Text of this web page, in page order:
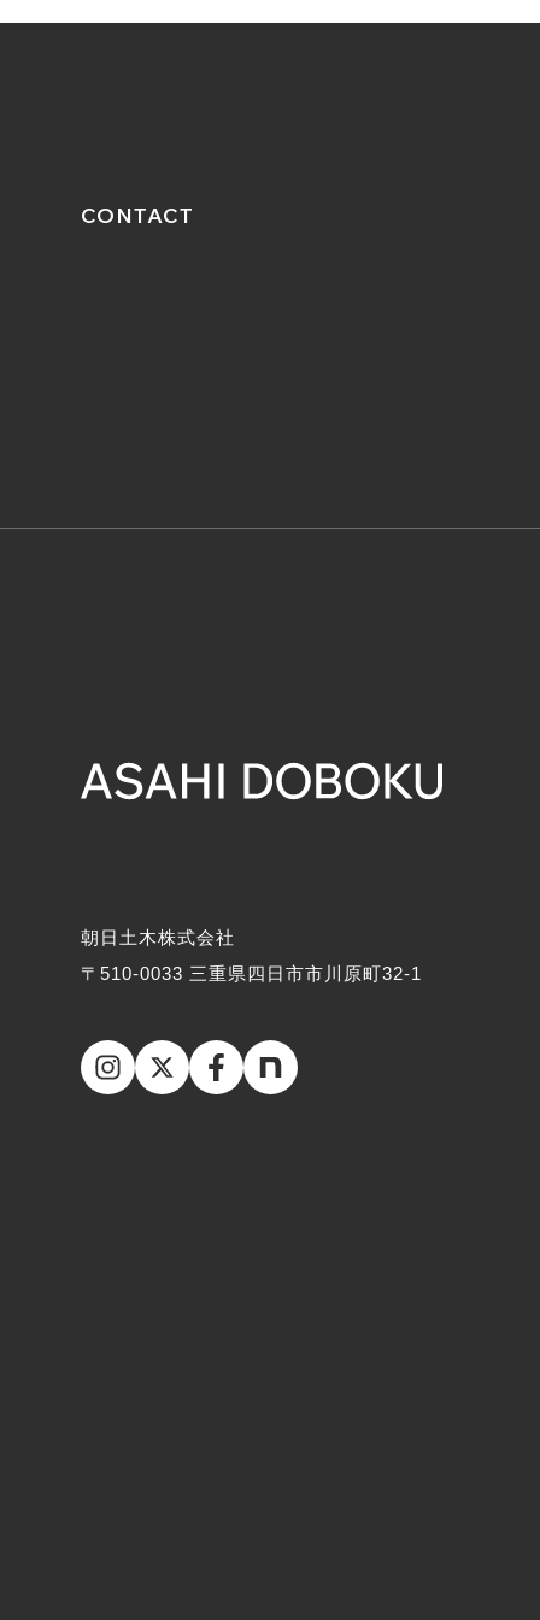
CONTACT
朝日土木株式会社
〒510-0033 三重県四日市市川原町32-1